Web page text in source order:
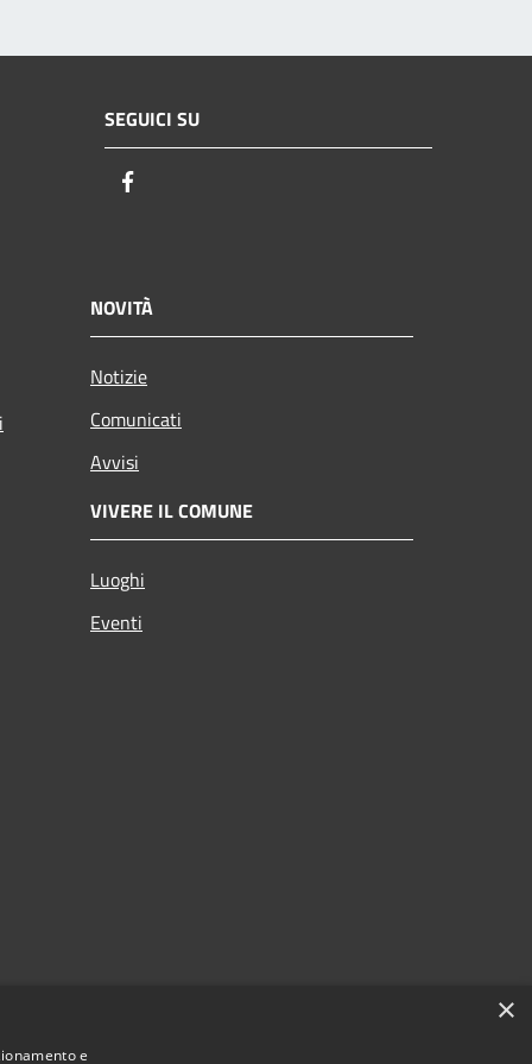
SEGUICI SU
NOVITÀ
Notizie
Comunicati
Avvisi
VIVERE IL COMUNE
Luoghi
Eventi
×
e